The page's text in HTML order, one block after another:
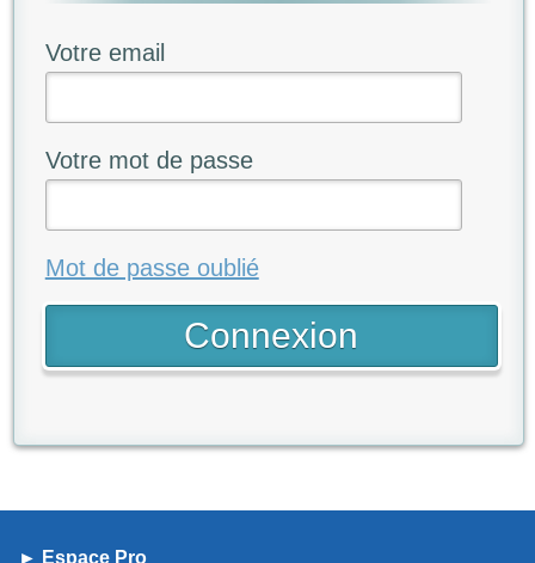
Votre email
Votre mot de passe
Mot de passe oublié
► Espace Pro